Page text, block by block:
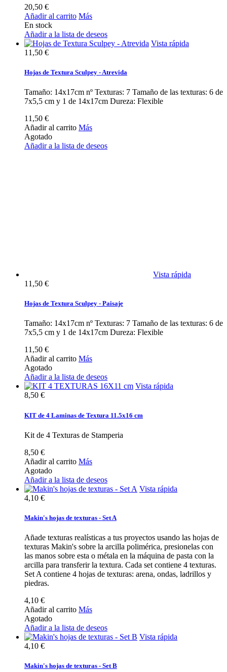
20,50 €
Añadir al carrito Más
En stock
Añadir a la lista de deseos
Vista rápida
11,50 €
Hojas de Textura Sculpey - Atrevida
Tamaño: 14x17cm nº Texturas: 7 Tamaño de las texturas: 6 de
7x5,5 cm y 1 de 14x17cm Dureza: Flexible
11,50 €
Añadir al carrito Más
Agotado
Añadir a la lista de deseos
Vista rápida
11,50 €
Hojas de Textura Sculpey - Paisaje
Tamaño: 14x17cm nº Texturas: 7 Tamaño de las texturas: 6 de
7x5,5 cm y 1 de 14x17cm Dureza: Flexible
11,50 €
Añadir al carrito Más
Agotado
Añadir a la lista de deseos
Vista rápida
8,50 €
KIT de 4 Laminas de Textura 11.5x16 cm
Kit de 4 Texturas de Stamperia
8,50 €
Añadir al carrito Más
Agotado
Añadir a la lista de deseos
Vista rápida
4,10 €
Makin's hojas de texturas - Set A
Añade texturas realísticas a tus proyectos usando las hojas de
texturas Makin's sobre la arcilla polimérica, presionelas con
las manos sobre esta o métala en la máquina de pasta con la
arcilla para transferir la textura. Cada set contiene 4 texturas.
Set A contiene 4 hojas de texturas: arena, ondas, ladrillos y
piedras.
4,10 €
Añadir al carrito Más
Agotado
Añadir a la lista de deseos
Vista rápida
4,10 €
Makin's hojas de texturas - Set B